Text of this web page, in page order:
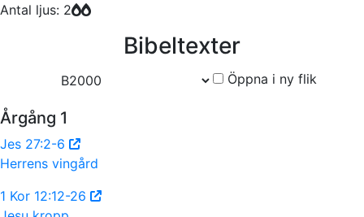
Antal ljus: 2
Bibeltexter
Öppna i ny flik
Årgång 1
Jes 27:2-6
Herrens vingård
1 Kor 12:12-26